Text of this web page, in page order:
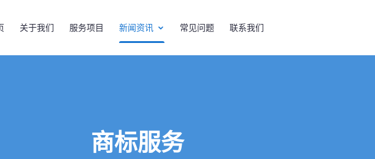
关于我们 服务项目 新闻资讯 常见问题 联系我们
商标服务